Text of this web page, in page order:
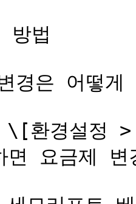
방법
경은 어떻게
경설정 >
요금제 변